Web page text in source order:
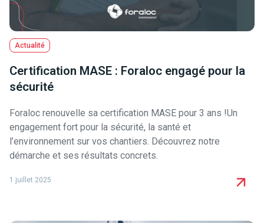
Actualité
Certification MASE : Foraloc engagé pour la
sécurité
Foraloc renouvelle sa certification MASE pour 3 ans !Un
engagement fort pour la sécurité, la santé et
l’environnement sur vos chantiers. Découvrez notre
démarche et ses résultats concrets.
1 juillet 2025